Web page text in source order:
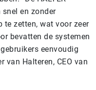
en zonder
te zetten, wat voor zeer
bevatten de systemen
eenvoudig
van Halteren, CEO van